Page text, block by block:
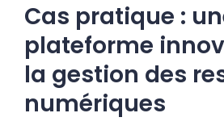
Cas pratique :
plateforme
la gestion des
numériques